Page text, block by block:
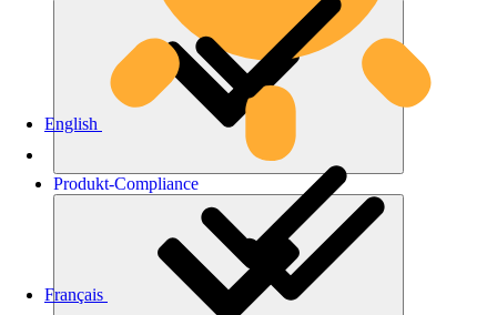
English
Français
Produkt-Compliance